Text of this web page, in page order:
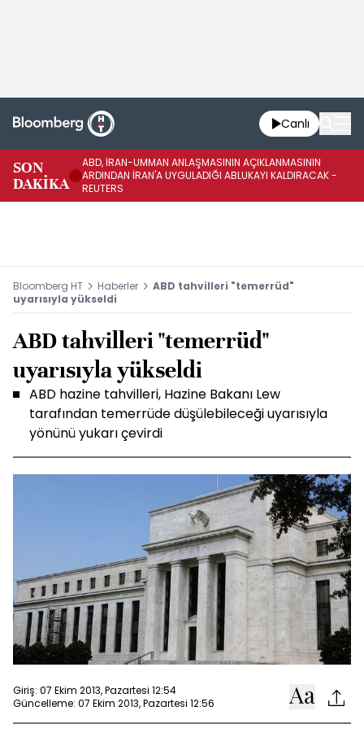
Canlı
SON
DAKİKA
ABD, İRAN-UMMAN ANLAŞMASININ AÇIKLANMASININ
ARDINDAN İRAN'A UYGULADIĞI ABLUKAYI KALDIRACAK -
REUTERS
Bloomberg HT Haberler
ABD tahvilleri "temerrüd"
uyarısıyla yükseldi
ABD tahvilleri "temerrüd"
uyarısıyla yükseldi
ABD hazine tahvilleri, Hazine Bakanı Lew
tarafından temerrüde düşülebileceği uyarısıyla
yönünü yukarı çevirdi
Giriş: 07 Ekim 2013, Pazartesi 12:54
Güncelleme: 07 Ekim 2013, Pazartesi 12:56